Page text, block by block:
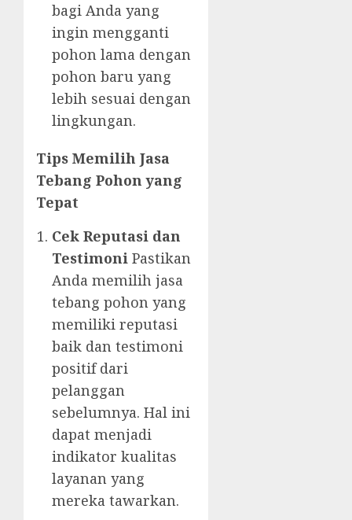
bagi Anda yang
ingin mengganti
pohon lama dengan
pohon baru yang
lebih sesuai dengan
lingkungan.
Tips Memilih Jasa
Tebang Pohon yang
Tepat
Cek Reputasi dan
Testimoni Pastikan
Anda memilih jasa
tebang pohon yang
memiliki reputasi
baik dan testimoni
positif dari
pelanggan
sebelumnya. Hal ini
dapat menjadi
indikator kualitas
layanan yang
mereka tawarkan.